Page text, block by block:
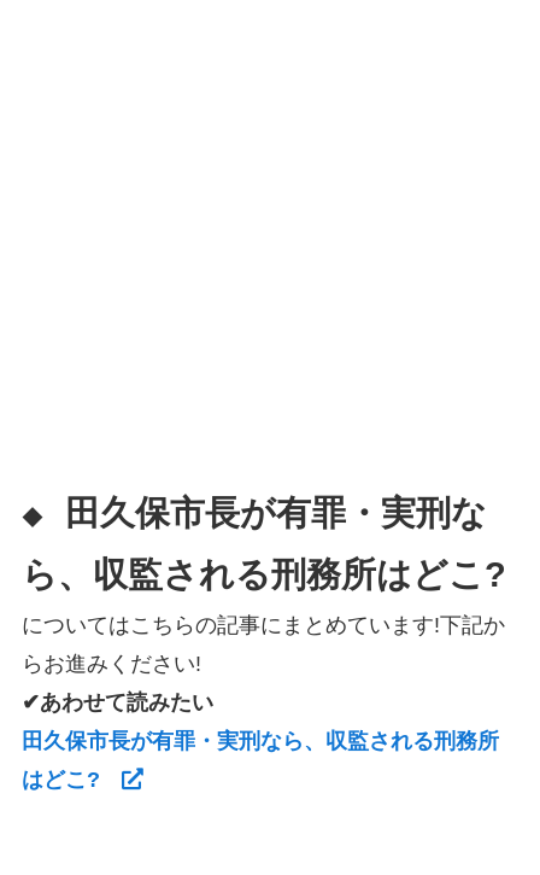
◆
田久保市長が有罪・実刑な
ら、収監される刑務所はどこ?
についてはこちらの記事にまとめています!下記か
らお進みください!
✔あわせて読みたい
田久保市長が有罪・実刑なら、収監される刑務所
はどこ?